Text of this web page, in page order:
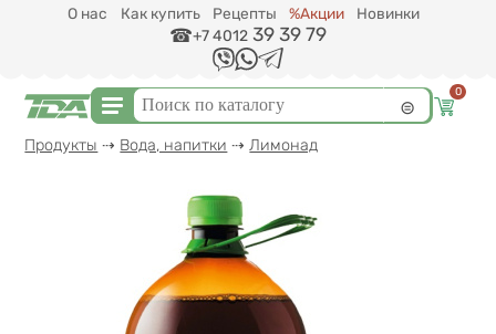
Перейти к основному содержанию
О нас Как купить Рецепты %Акции
Новинки
+7 4012 39 39 79
Форма поиска
Поиск 0
Вы здесь
Продукты ⇢ Вода, напитки ⇢Лимонад